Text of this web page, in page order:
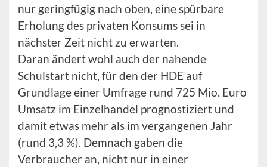
nur geringfügig nach oben, eine spürbare
Erholung des privaten Konsums sei in
nächster Zeit nicht zu erwarten.
Daran ändert wohl auch der nahende
Schulstart nicht, für den der HDE auf
Grundlage einer Umfrage rund 725 Mio. Euro
Umsatz im Einzelhandel prognostiziert und
damit etwas mehr als im vergangenen Jahr
(rund 3,3 %). Demnach gaben die
Verbraucher an, nicht nur in einer